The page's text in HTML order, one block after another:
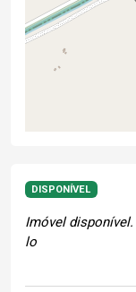
DISPONÍVEL
Imóvel
lo